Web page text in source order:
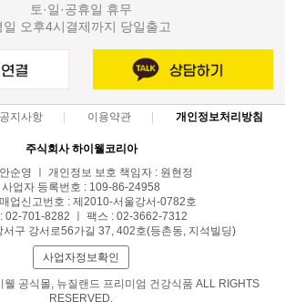
토·일·공휴일 휴무
일 오후4시결제까지 당일출고
공지사항 이용약관 개인정보처리방침
주식회사 하이웰코리아
순영 ㅣ 개인정보 보호 책임자 : 원현정
사업자 등록번호 : 109-86-24958
업신고번호 : 제2010-서울강서-0782호
02-701-8282 ㅣ 팩스 : 02-3662-7312
서구 강서로56가길 37, 402호(등촌동, 지석빌딩)
사업자정보확인
공식몰, 뉴질랜드 프리미엄 건강식품 ALL RIGHTS
RESERVED.